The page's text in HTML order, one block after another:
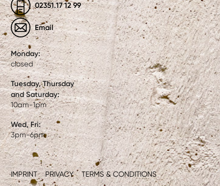
IMPRINT PRIVACY TERMS & CONDITIONS
02351.17 12 99
Email
Monday:
closed
Tuesday, Thursday
and Saturday:
10am-1pm
Wed, Fri:
3pm-6pm